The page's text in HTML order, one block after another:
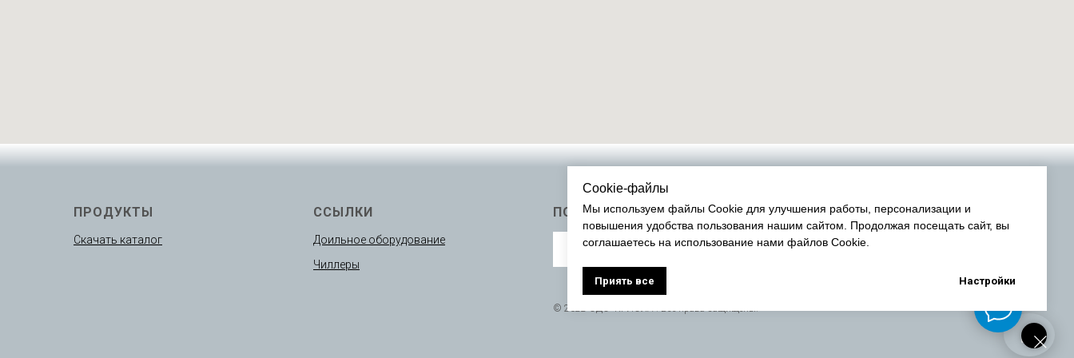
Cookie-файлы
Мы используем файлы Cookie для улучшения работы, персонализации и
повышения удобства пользования нашим сайтом. Продолжая посещать сайт, вы
соглашаетесь на использование нами файлов Cookie.
Приять все Настройки
ПРОДУКТЫ
Скачать каталог
ССЫЛКИ
Доильное оборудование
Чиллеры
ПОДПИСАТЬСЯ
© 2022 ОДО “КРИОЛА”. Все права защищены.